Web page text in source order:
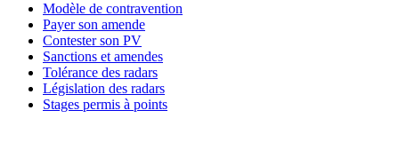
Modèle de contravention
Payer son amende
Contester son PV
Sanctions et amendes
Tolérance des radars
Législation des radars
Stages permis à points